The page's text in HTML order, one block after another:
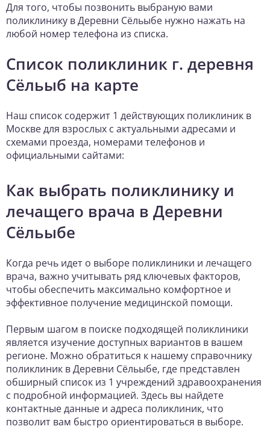
Для того, чтобы позвонить выбраную вами
поликлинику в Деревни Сёльыбе нужно нажать на
любой номер телефона из списка.
Список поликлиник г. деревня
Сёльыб на карте
Наш список содержит 1 действующих поликлиник в
Москве для взрослых с актуальными адресами и
схемами проезда, номерами телефонов и
официальными сайтами:
Как выбрать поликлинику и
лечащего врача в Деревни
Сёльыбе
Когда речь идет о выборе поликлиники и лечащего
врача, важно учитывать ряд ключевых факторов,
чтобы обеспечить максимально комфортное и
эффективное получение медицинской помощи.
Первым шагом в поиске подходящей поликлиники
является изучение доступных вариантов в вашем
регионе. Можно обратиться к нашему справочнику
поликлиник в Деревни Сёльыбе, где представлен
обширный список из 1 учреждений здравоохранения
с подробной информацией. Здесь вы найдете
контактные данные и адреса поликлиник, что
позволит вам быстро ориентироваться в выборе.